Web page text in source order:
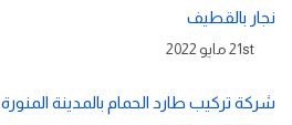
نجار بالقطيف
21st مايو 2022
شركة تركيب طارد الحمام بالمدينة المنورة